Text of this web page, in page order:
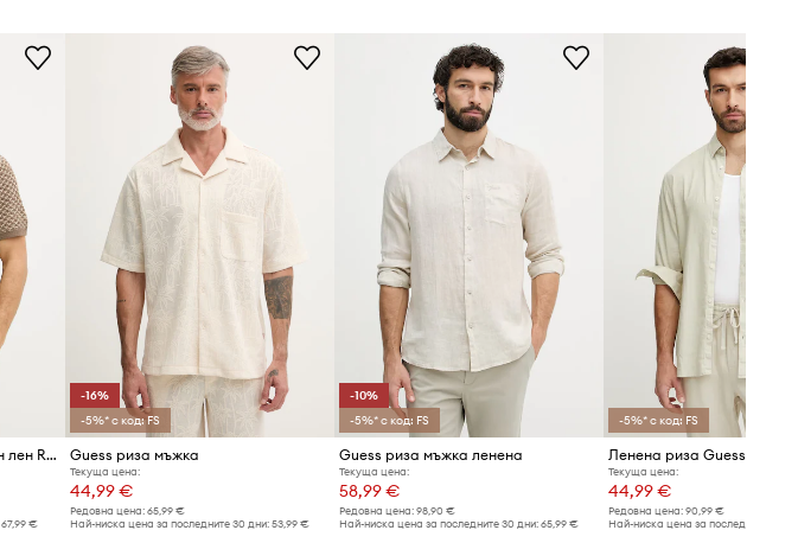
Guess Риза мъжка с добавен лен RYDEN
67,99 €
-16%
-5%* с код: FS
Guess риза мъжка
Текуща цена:
44,99 €
Редовна цена: 65,99 €
Най-ниска цена за последните 30 дни: 53,99 €
-10%
-5%* с код: FS
Guess риза мъжка ленена
Текуща цена:
58,99 €
Редовна цена:98,90 €
Най-ниска цена за последните 30 дни:65,99 €
-5%* с код: FS
Ленена риза Guess
Текуща цена:
44,99 €
Редовна цена: 90,99 €
Най-ниска цена за последните 30